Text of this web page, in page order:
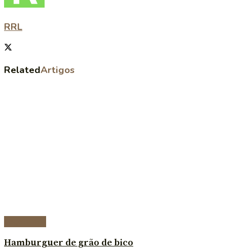
RRL
RelatedArtigos
Hamburguer de grão de bico